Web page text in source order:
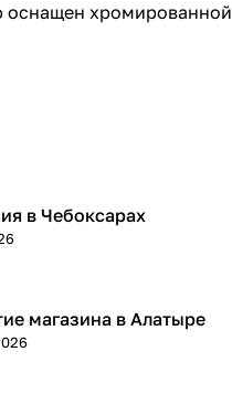
оснащен хромированной
в Чебоксарах
магазина в Алатыре